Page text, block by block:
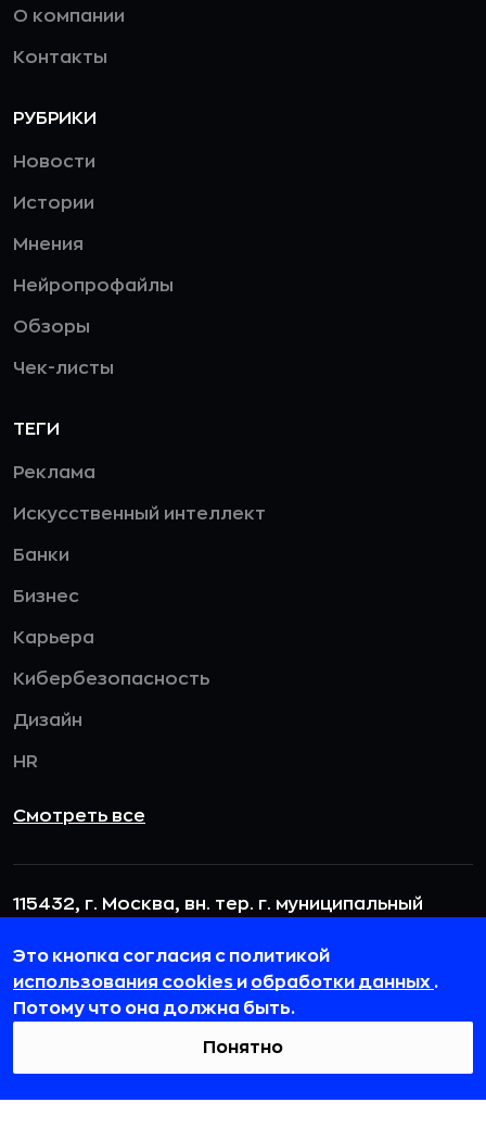
О компании
Контакты
РУБРИКИ
Новости
Истории
Мнения
Нейропрофайлы
Обзоры
Чек-листы
ТЕГИ
Реклама
Искусственный интеллект
Банки
Бизнес
Карьера
Кибербезопасность
Дизайн
HR
Смотреть все
115432, г. Москва, вн. тер. г. муниципальный
Это кнопка согласия с политикой
использования cookies и обработки данных .
Потому что она должна быть.
Понятно